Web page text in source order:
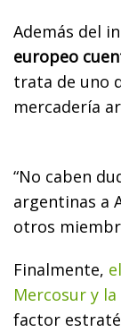
Además del
europeo
trata de uno
mercadería
“No caben
argentinas a
otros
Finalmente,
Mercosur y
factor